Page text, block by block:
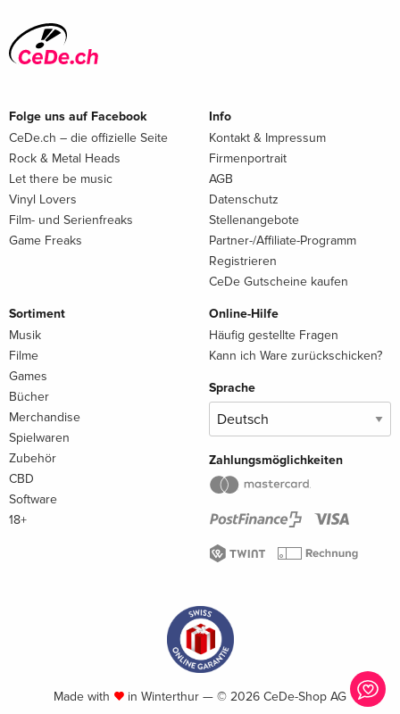
Folge uns auf Facebook
CeDe.ch – die offizielle Seite
Rock & Metal Heads
Let there be music
Vinyl Lovers
Film- und Serienfreaks
Game Freaks
Info
Kontakt & Impressum
Firmenportrait
AGB
Datenschutz
Stellenangebote
Partner-/Affiliate-Programm
Registrieren
CeDe Gutscheine kaufen
Sortiment
Musik
Filme
Games
Bücher
Merchandise
Spielwaren
Zubehör
CBD
Software
18+
Online-Hilfe
Häufig gestellte Fragen
Kann ich Ware zurückschicken?
Sprache
Zahlungsmöglichkeiten
Made with in Winterthur — © 2026 CeDe-Shop AG